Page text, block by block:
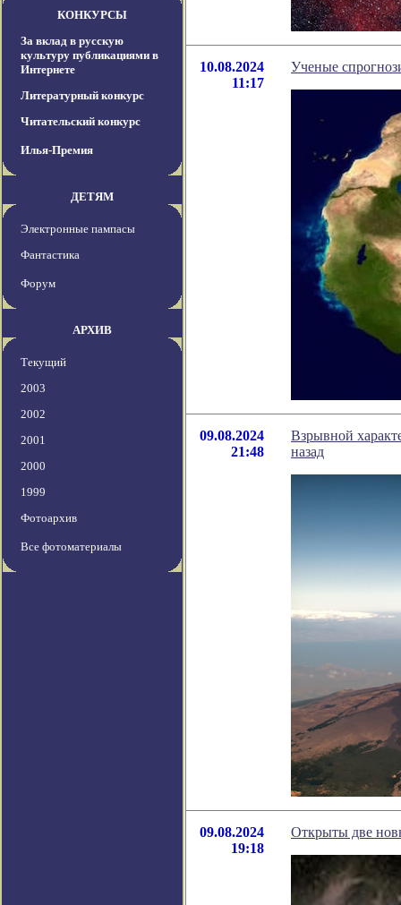
КОНКУРСЫ
За вклад в русскую
культуру публикациями в
Интернете
Литературный конкурс
Читательский конкурс
Илья-Премия
ДЕТЯМ
Электронные пампасы
Фантастика
Форум
АРХИВ
Текущий
2003
2002
2001
2000
1999
Фотоархив
Все фотоматериалы
10.08.2024
11:17
Ученые
09.08.2024
21:48
Взрывной
назад
09.08.2024
19:18
Открыты две